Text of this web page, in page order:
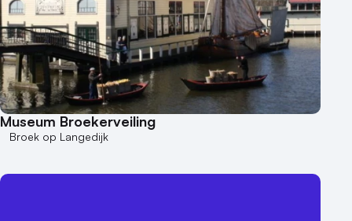
Museum Broekerveiling
Broek op Langedijk